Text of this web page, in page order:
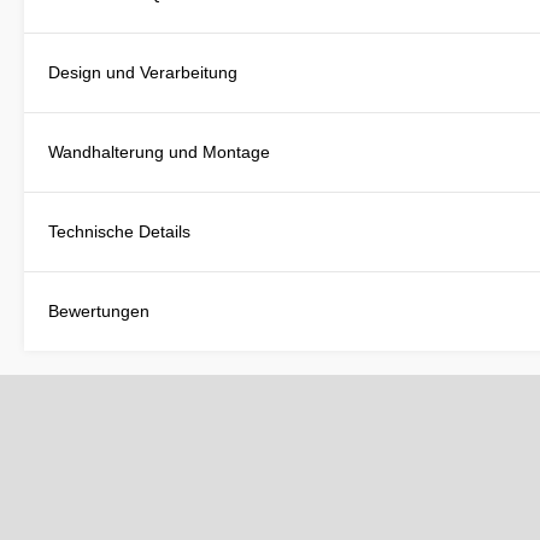
Design und Verarbeitung
Wandhalterung und Montage
Technische Details
Bewertungen